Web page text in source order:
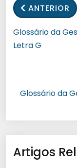
ANTERIOR
Glossário da
Letra G
Glossário da
Artigos